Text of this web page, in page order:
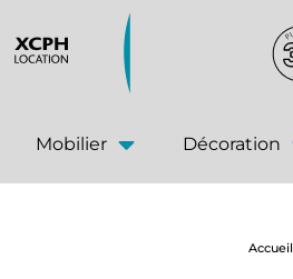
Mobilier Décoration
Accueil